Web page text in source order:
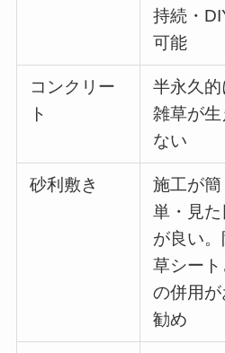
持続・
可能
コンクリー
ト
半永久的
雑草が生
ない
砂利敷き
施工が簡
単・見た
が良い。
草シート
の併用が
勧め